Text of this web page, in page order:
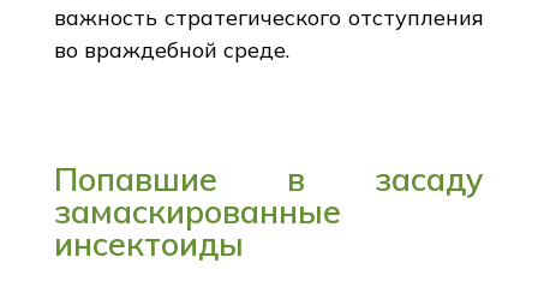
важность стратегического отступления
во враждебной среде.
Попавшие в засаду
замаскированные
инсектоиды